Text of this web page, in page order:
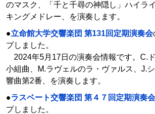
のマスク、「千と千尋の神隠し」ハイラ
キングメドレー、を演奏します。
●立命館大学交響楽団 第131回定期演奏会
プしました。
2024年5月17日の演奏会情報です。C.
小組曲、M.ラヴェルのラ・ヴァルス、J.
響曲第2番、を演奏します。
●ラスベート交響楽団 第４７回定期演奏会
プしました。